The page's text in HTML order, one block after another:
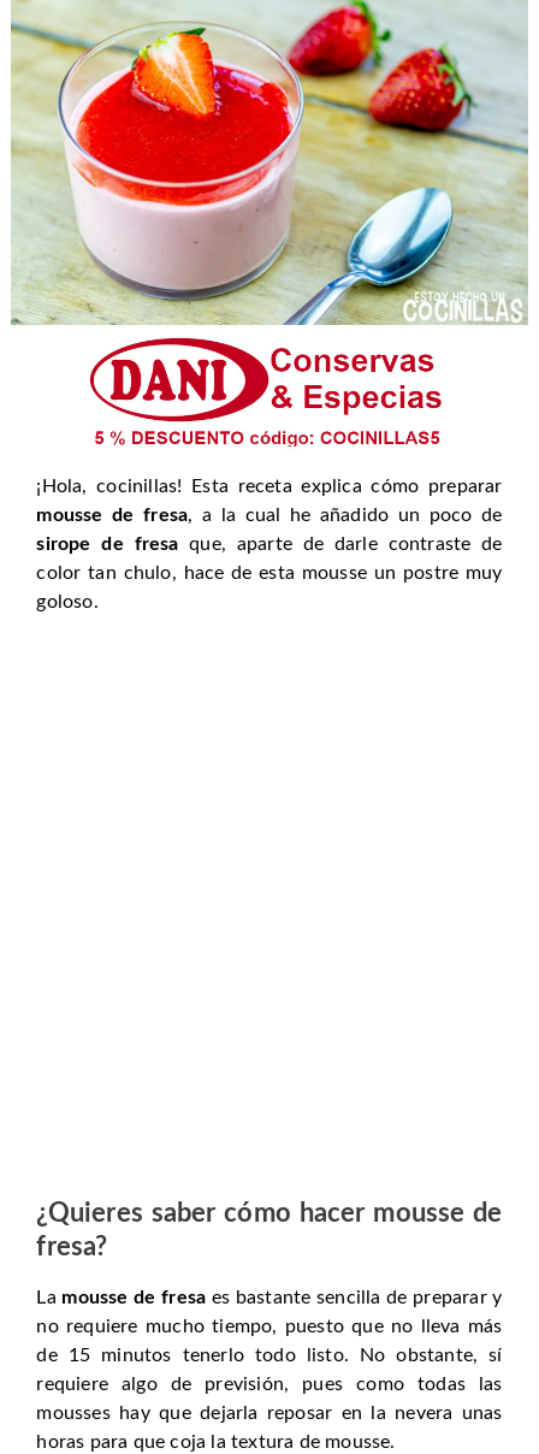
¡Hola, cocinillas! Esta receta explica cómo preparar
mousse de fresa, a la cual he añadido un poco de
sirope de fresa que, aparte de darle contraste de
color tan chulo, hace de esta mousse un postre muy
goloso.
¿Quieres saber cómo hacer mousse de
fresa?
La mousse de fresa es bastante sencilla de preparar y
no requiere mucho tiempo, puesto que no lleva más
de 15 minutos tenerlo todo listo. No obstante, sí
requiere algo de previsión, pues como todas las
mousses hay que dejarla reposar en la nevera unas
horas para que coja la textura de mousse.